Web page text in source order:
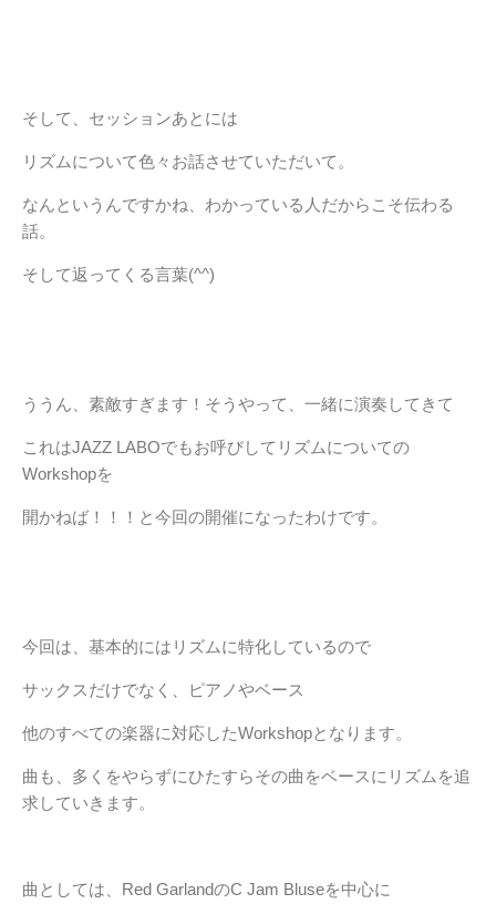
そして、セッションあとには
リズムについて色々お話させていただいて。
なんというんですかね、わかっている人だからこそ伝わる
話。
そして返ってくる言葉(^^)
ううん、素敵すぎます！そうやって、一緒に演奏してきて
これはJAZZ LABOでもお呼びしてリズムについての
Workshopを
開かねば！！！と今回の開催になったわけです。
今回は、基本的にはリズムに特化しているので
サックスだけでなく、ピアノやベース
他のすべての楽器に対応したWorkshopとなります。
曲も、多くをやらずにひたすらその曲をベースにリズムを追
求していきます。
曲としては、Red GarlandのC Jam Bluseを中心に